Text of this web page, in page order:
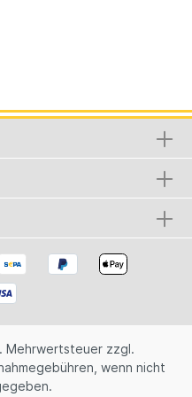
Mehrwertsteuer zzgl.
wenn nicht